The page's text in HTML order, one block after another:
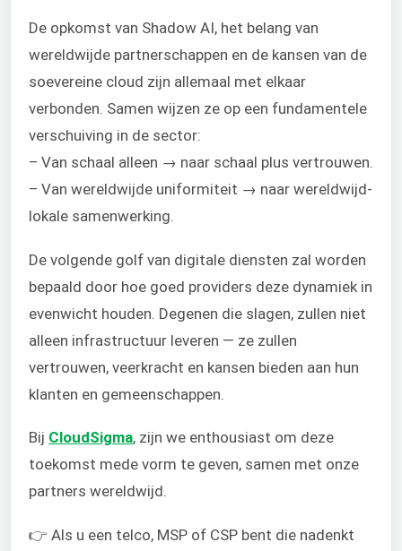
De opkomst van Shadow AI, het belang van
wereldwijde partnerschappen en de kansen van de
soevereine cloud zijn allemaal met elkaar
verbonden. Samen wijzen ze op een fundamentele
verschuiving in de sector:
– Van schaal alleen → naar schaal plus vertrouwen.
– Van wereldwijde uniformiteit → naar wereldwijd-
lokale samenwerking.
De volgende golf van digitale diensten zal worden
bepaald door hoe goed providers deze dynamiek in
evenwicht houden. Degenen die slagen, zullen niet
alleen infrastructuur leveren — ze zullen
vertrouwen, veerkracht en kansen bieden aan hun
klanten en gemeenschappen.
Bij CloudSigma, zijn we enthousiast om deze
toekomst mede vorm te geven, samen met onze
partners wereldwijd.
👉 Als u een telco, MSP of CSP bent die nadenkt